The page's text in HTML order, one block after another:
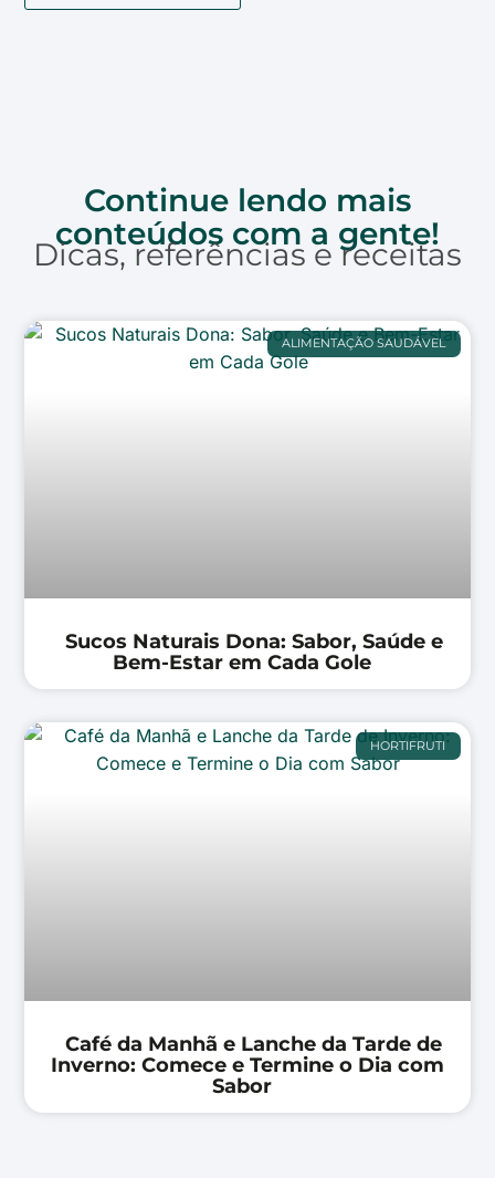
Continue lendo mais
conteúdos com a gente!
Dicas, referências e receitas
ALIMENTAÇÃO SAUDÁVEL
Sucos Naturais Dona: Sabor, Saúde e
Bem-Estar em Cada Gole
HORTIFRUTI
Café da Manhã e Lanche da Tarde de
Inverno: Comece e Termine o Dia com
Sabor